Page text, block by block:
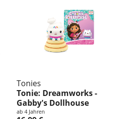
Tonies
Tonie: Dreamworks -
Gabby's Dollhouse
ab 4 Jahren